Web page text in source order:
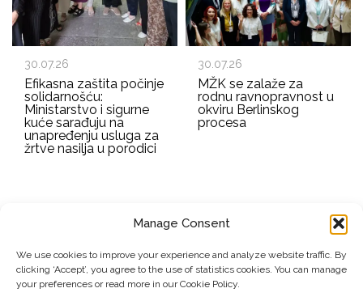
Manage Consent
We use cookies to improve your experience and analyze website traffic. By
clicking ‘Accept’, you agree to the use of statistics cookies. You can manage
your preferences or read more in our Cookie Policy.
30.07.26
Efikasna zaštita počinje
solidarnošću:
Ministarstvo i sigurne
kuće sarađuju na
unapređenju usluga za
žrtve nasilja u porodici
30.07.26
MŽK se zalaže za
rodnu ravnopravnost u
okviru Berlinskog
procesa
EMAIL ADDRESS